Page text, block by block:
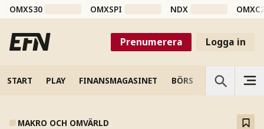
OMXS30 OMXSPI NDX
Prenumerera Logga in
START PLAY FINANSMAGASINET BÖRS VETENSKAP
MAKRO OCH OMVÄRLD